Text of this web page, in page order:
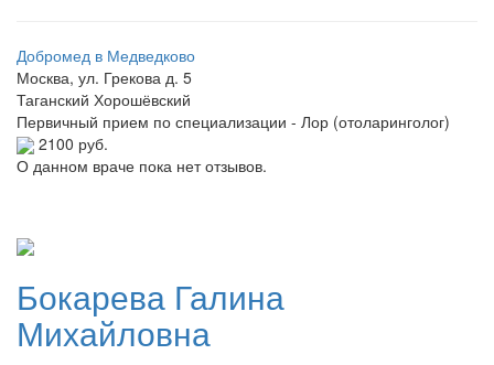
Добромед в Медведково
Москва, ул. Грекова д. 5
Таганский Хорошёвский
Первичный прием по специализации - Лор (отоларинголог)
2100 руб.
О данном враче пока нет отзывов.
Бокарева Галина
Михайловна